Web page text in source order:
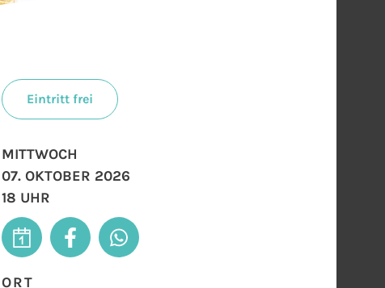
Eintritt frei
MITTWOCH
07. OKTOBER 2026
18 UHR
ORT